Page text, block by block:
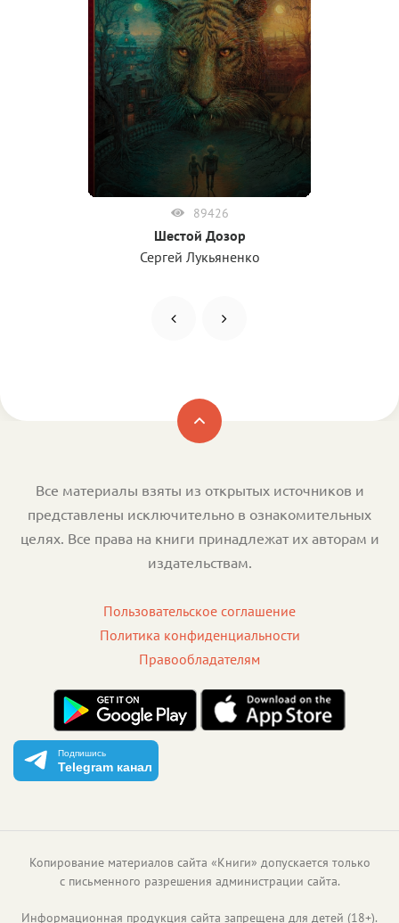
89426
Шестой Дозор
Сергей Лукьяненко
Все материалы взяты из открытых источников и
представлены исключительно в ознакомительных
целях. Все права на книги принадлежат их авторам и
издательствам.
Пользовательское соглашение
Политика конфиденциальности
Правообладателям
Подпишись
Telegram канал
Копирование материалов сайта «Книги» допускается только
с письменного разрешения администрации сайта.
Информационная продукция сайта запрещена для детей (18+).